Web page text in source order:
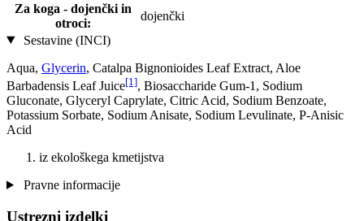
Za koga - dojenčki in
otroci:
dojenčki
Sestavine (INCI)
Aqua, Glycerin, Catalpa Bignonioides Leaf Extract, Aloe
Barbadensis Leaf Juice[1], Biosaccharide Gum-1, Sodium
Gluconate, Glyceryl Caprylate, Citric Acid, Sodium Benzoate,
Potassium Sorbate, Sodium Anisate, Sodium Levulinate, P-Anisic
Acid
iz ekološkega kmetijstva
Pravne informacije
Ustrezni izdelki